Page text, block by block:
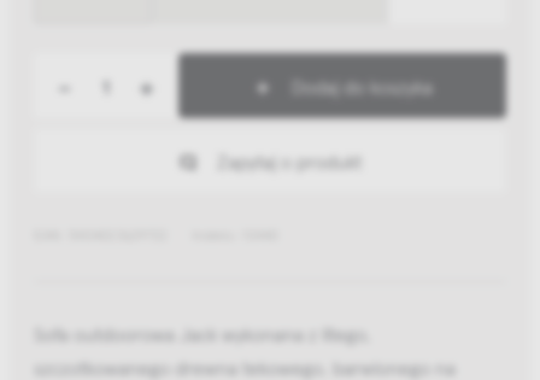
+ Dodaj do koszyka
Zapytaj o produkt
Sofa outdoorowa Jack wykonana z litego,
szczotkowanego drewna tekowego, barwionego na